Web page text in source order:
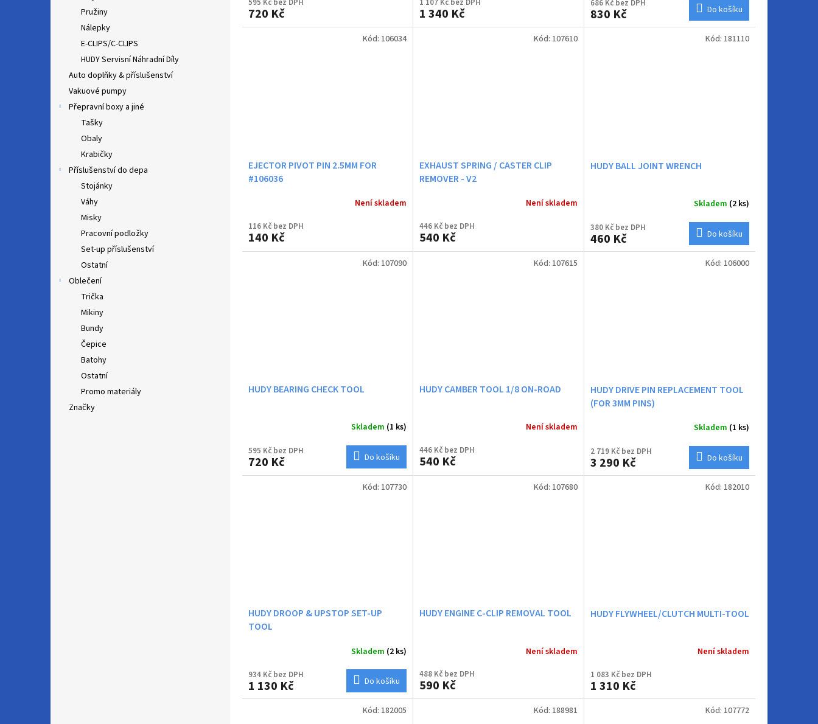
Pružiny
Nálepky
E-CLIPS/C-CLIPS
HUDY Servisní Náhradní Díly
Auto doplňky & příslušenství
Vakuové pumpy
Přepravní boxy a jiné
Tašky
Obaly
Krabičky
Příslušenství do depa
Stojánky
Váhy
Misky
Pracovní podložky
Set-up příslušenství
Ostatní
Oblečení
Trička
Mikiny
Bundy
Čepice
Batohy
Ostatní
Promo materiály
Značky
720 Kč 1 340 Kč
686 Kč bez DPH
830 Kč Do košíku
EJECTOR PIVOT PIN 2.5MM FOR
#106036
Není skladem
116 Kč bez DPH
140 Kč
Kód: 106034
EXHAUST SPRING / CASTER CLIP
REMOVER - V2
Není skladem
446 Kč bez DPH
540 Kč
Kód: 107610
HUDY BALL JOINT WRENCH
Skladem (2 ks)
380 Kč bez DPH
460 Kč Do košíku
Kód: 181110
HUDY BEARING CHECK TOOL
Skladem (1 ks)
595 Kč bez DPH
720 Kč Do košíku
Kód: 107090
HUDY CAMBER TOOL 1/8 ON-ROAD
Není skladem
446 Kč bez DPH
540 Kč
Kód: 107615
HUDY DRIVE PIN REPLACEMENT TOOL
(FOR 3MM PINS)
Skladem (1 ks)
2 719 Kč bez DPH
3 290 Kč Do košíku
Kód: 106000
HUDY DROOP & UPSTOP SET-UP
TOOL
Skladem (2 ks)
934 Kč bez DPH
1 130 Kč Do košíku
Kód: 107730
HUDY ENGINE C-CLIP REMOVAL TOOL
Není skladem
488 Kč bez DPH
590 Kč
Kód: 107680
HUDY FLYWHEEL/CLUTCH MULTI-TOOL
Není skladem
1 083 Kč bez DPH
1 310 Kč
Kód: 182010
Kód: 182005 Kód: 188981 Kód: 107772